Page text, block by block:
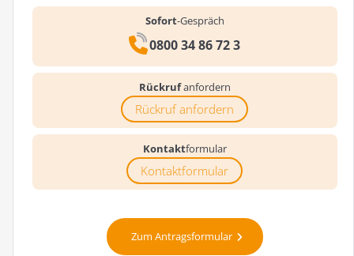
Sofort-Gespräch
0800 34 86 72 3
Rückrufanfordern
Rückruf anfordern
Kontaktformular
Kontaktformular
Zum Antragsformular